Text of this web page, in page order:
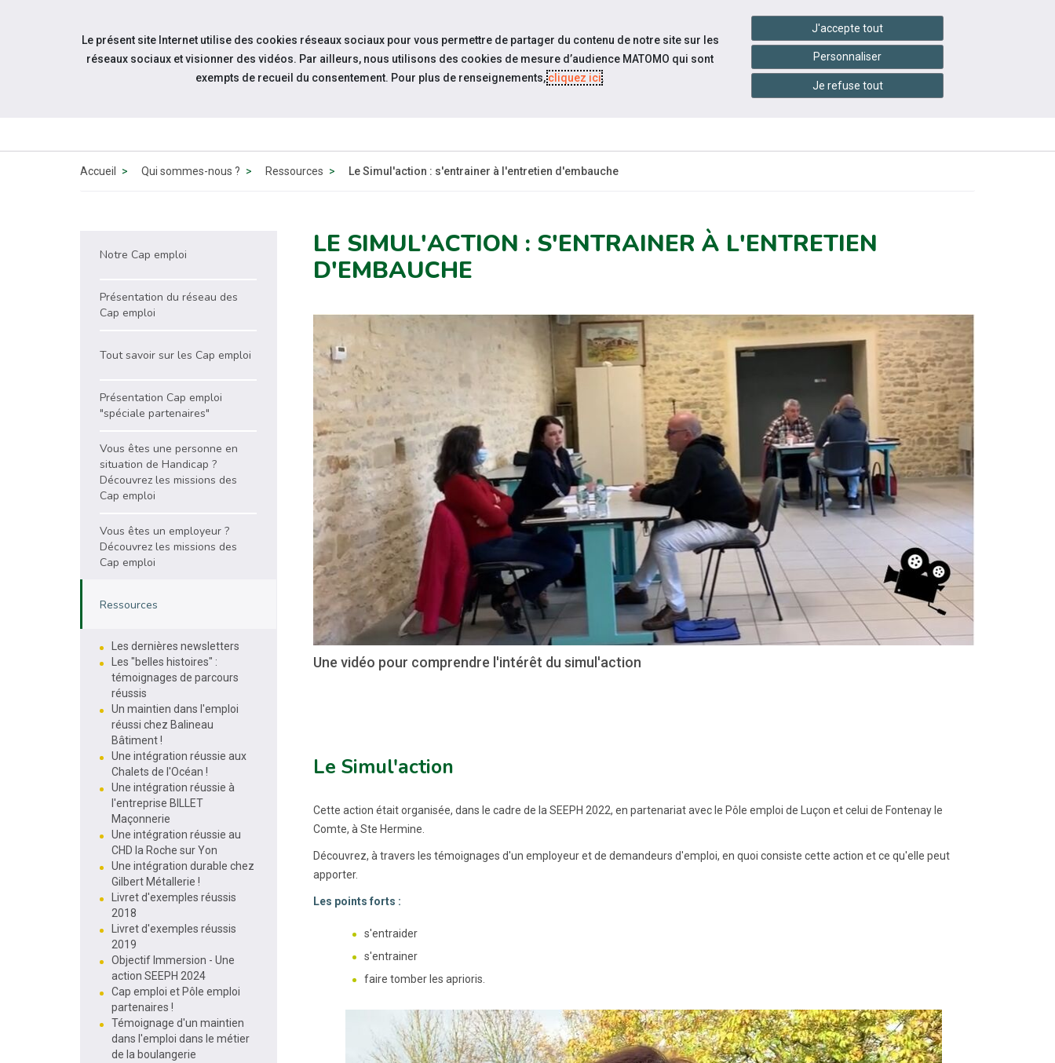
Aller au contenu
Accessibilité handshake Services en ligne
ESPACE
ESPACE
ÉVÉNEMENTS
PRATIQUES
Accueil Qui sommes-nous ? Ressources Le Simul'action : s'entrainer à l'entretien d'embauche
LE SIMUL'ACTION : S'ENTRAINER À L'ENTRETIEN
D'EMBAUCHE
Une vidéo pour comprendre l'intérêt du simul'action
Le Simul'action
Cette action était organisée, dans le cadre de la SEEPH 2022, en partenariat avec le Pôle emploi de Luçon et celui de Fontenay le
Comte, à Ste Hermine.
Découvrez, à travers les témoignages d'un employeur et de demandeurs d'emploi, en quoi consiste cette action et ce qu'elle peut
apporter.
Les points forts :
s'entraider
s'entrainer
faire tomber les aprioris.
Notre Cap emploi
Présentation du réseau des
Cap emploi
Tout savoir sur les Cap emploi
Présentation Cap emploi
"spéciale partenaires"
Vous êtes une personne en
situation de Handicap ?
Découvrez les missions des
Cap emploi
Vous êtes un employeur ?
Découvrez les missions des
Cap emploi
Ressources
Les dernières newsletters
Les "belles histoires" :
témoignages de parcours
réussis
Un maintien dans l'emploi
réussi chez Balineau
Bâtiment !
Une intégration réussie aux
Chalets de l'Océan !
Une intégration réussie à
l'entreprise BILLET
Maçonnerie
Une intégration réussie au
CHD la Roche sur Yon
Une intégration durable chez
Gilbert Métallerie !
Livret d'exemples réussis
2018
Livret d'exemples réussis
2019
Objectif Immersion - Une
action SEEPH 2024
Cap emploi et Pôle emploi
partenaires !
Témoignage d'un maintien
dans l'emploi dans le métier
de la boulangerie
Le présent site Internet utilise des cookies réseaux sociaux pour vous permettre de partager du contenu de notre site sur les
réseaux sociaux et visionner des vidéos. Par ailleurs, nous utilisons des cookies de mesure d’audience MATOMO qui sont
exempts de recueil du consentement. Pour plus de renseignements,cliquez ici.
J'accepte tout
Personnaliser
Je refuse tout